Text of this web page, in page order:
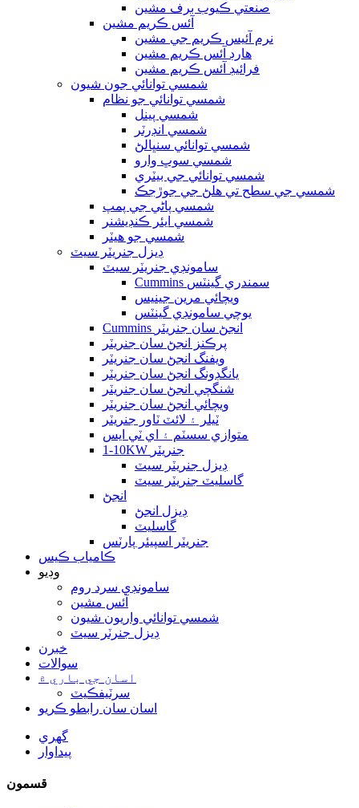
صنعتي ڪيوب برف مشين
آئس ڪريم مشين
نرم آئيس ڪريم جي مشين
هارڊ آئس ڪريم مشين
فرائيڊ آئس ڪريم مشين
شمسي توانائي جون شيون
شمسي توانائي جو نظام
شمسي پينل
شمسي انڊرٽر
شمسي توانائي سنڀالڻ
شمسي سوڀ وارو
شمسي توانائي جي بيٽري
شمسي جي سطح تي هلڻ جي جوڙجڪ
شمسي پاڻي جي پمپ
شمسي ايئر ڪنڊيشنر
شمسي جو ھيٽر
ڊيزل جنريٽر سيٽ
سامونڊي جنريٽر سيٽ
Cummins سمندري گينٽس
ويچائي مرين جينيس
يوچي سامونڊي گينٽس
Cummins انجڻ سان جنريٽر
پرڪنز انجڻ سان جنريٽر
ويفنگ انجڻ سان جنريٽر
يانگڊونگ انجڻ سان جنريٽر
شنگچي انجڻ سان جنريٽر
ويچائي انجڻ سان جنريٽر
ٽيلر ۽ لائٽ ٽاور جنريٽر
متوازي سسٽم ۽ اي ٽي ايس
1-10KW جنريٽر
ڊيزل جنريٽر سيٽ
گاسليٽ جنريٽر سيٽ
انجڻ
ڊيزل انجڻ
گاسليٽ
جنريٽر اسپيئر پارٽس
ڪامياب ڪيس
وڊيو
سامونڊي سرد ​​روم
آئس مشين
شمسي توانائي واريون شيون
ڊيزل جنرٽر سيٽ
خبرن
سوالات
اسان جي باري ۾
سرٽيفڪيٽ
اسان سان رابطو ڪريو
گهري
پيداوار
قسمون